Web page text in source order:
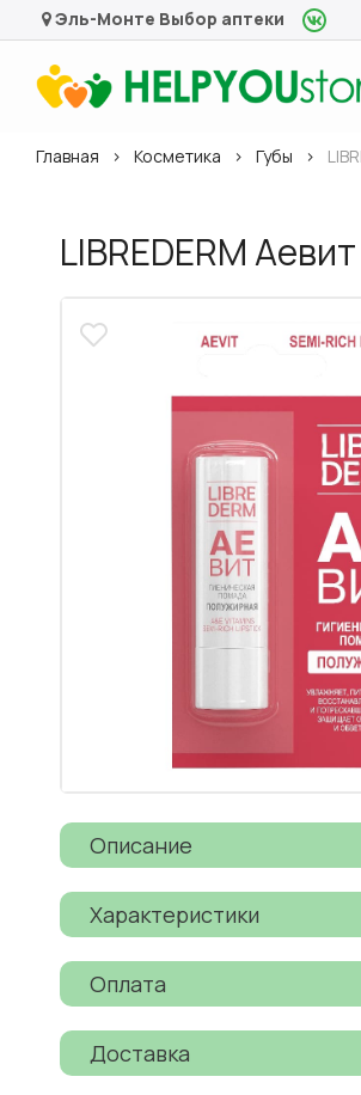
Эль-Монте Выбор аптеки
Главная Косметика Губы
LIBREDERM
Описание
Характеристики
Оплата
Доставка